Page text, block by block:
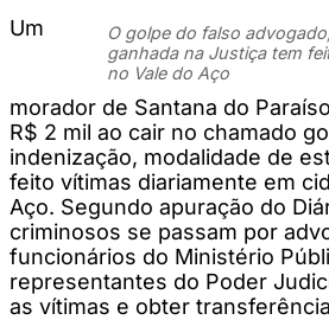
O golpe do falso
ganhada na Justiça tem
no Vale do Aço
Um
morador de Santana do
R$ 2 mil ao cair no chamado
indenização, modalidade de
feito vítimas diariamente em
Aço. Segundo apuração do
criminosos se passam por
funcionários do Ministério
representantes do Poder
as vítimas e obter